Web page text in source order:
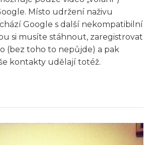
Místo udržení naživu
Google s další nekompatibilní
si musíte stáhnout, zaregistrovat
(bez toho to nepůjde) a pak
kontakty udělají totéž.